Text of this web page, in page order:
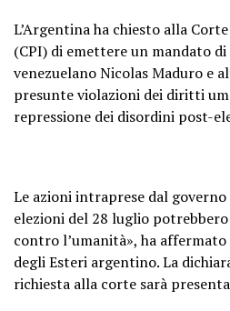
L’Argentina ha chiesto alla
(CPI) di emettere un mandato
venezuelano Nicolas Maduro e
presunte violazioni dei diritti
repressione dei disordini post-
Le azioni intraprese dal
elezioni del 28 luglio
contro l’umanità», ha
degli Esteri argentino. La
richiesta alla corte sarà